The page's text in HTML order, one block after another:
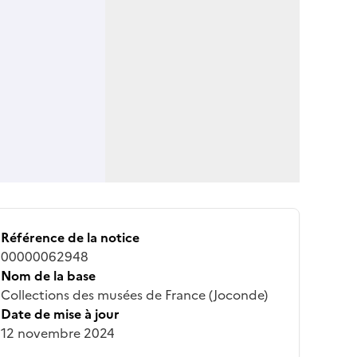
Référence de la notice
00000062948
Nom de la base
Collections des musées de France (Joconde)
Date de mise à jour
12 novembre 2024